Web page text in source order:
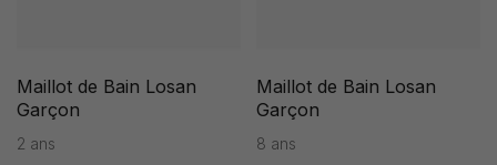
Maillot de Bain Losan
Garçon
2 ans
Maillot de Bain Losan
Garçon
8 ans